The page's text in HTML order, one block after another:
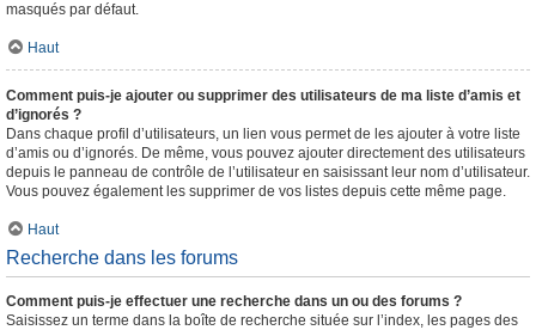
masqués par défaut.
Haut
Comment puis-je ajouter ou supprimer des utilisateurs de ma liste d’amis et
d’ignorés ?
Dans chaque profil d’utilisateurs, un lien vous permet de les ajouter à votre liste
d’amis ou d’ignorés. De même, vous pouvez ajouter directement des utilisateurs
depuis le panneau de contrôle de l’utilisateur en saisissant leur nom d’utilisateur.
Vous pouvez également les supprimer de vos listes depuis cette même page.
Haut
Recherche dans les forums
Comment puis-je effectuer une recherche dans un ou des forums ?
Saisissez un terme dans la boîte de recherche située sur l’index, les pages des